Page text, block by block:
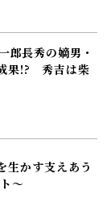
朝ドラ「ブラ
ンクイン！ 舞
野さんが生ま
て深呼吸して幸
期放送
ク